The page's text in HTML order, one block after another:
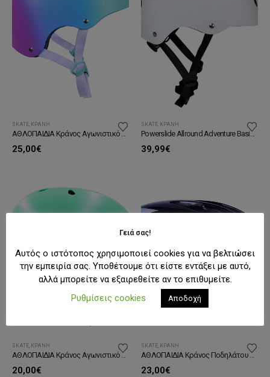
SKATE ΚΡΆΝΗ
ΑΘΛΟΠΑΙΔΙΑ Κράνος Aγωνιστικό Αυξομειούμενο
25,00€
SKATE ΚΡΆΝΗ
Powerslide Allround Adventure Basic Helmet
39,99€
SKATE, ΚΡΆΝΗ
ΑΘΛΟΠΑΙΔΙΑ Κράνος Aγωνιστικό Αυξομειούμενο
20,00€
SKATE, ΚΡΆΝΗ
ΑΘΛΟΠΑΙΔΙΑ Κράνος Ποδηλάτου Αυξομειούμενο Με Φως
23,00€
Γειά σας!
Αυτός ο ιστότοπος χρησιμοποιεί cookies για να βελτιώσει
την εμπειρία σας. Υποθέτουμε ότι είστε εντάξει με αυτό,
αλλά μπορείτε να εξαιρεθείτε αν το επιθυμείτε.
Ρυθμίσεις cookies
Αποδοχή